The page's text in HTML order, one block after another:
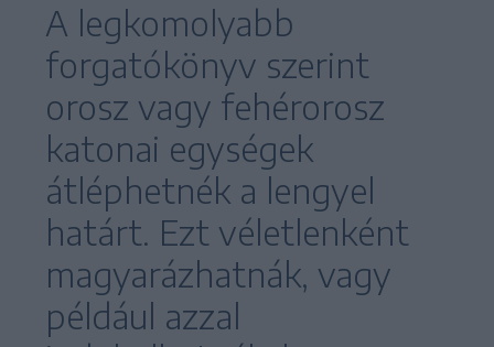
A legkomolyabb
forgatókönyv szerint
orosz vagy fehérorosz
katonai egységek
átléphetnék a lengyel
határt. Ezt véletlenként
magyarázhatnák, vagy
például azzal